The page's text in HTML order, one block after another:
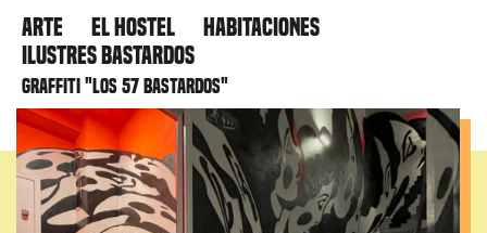
Arte El hostel
Habitaciones
Ilustres Bastardos
Graffiti "Los 57 bastardos"